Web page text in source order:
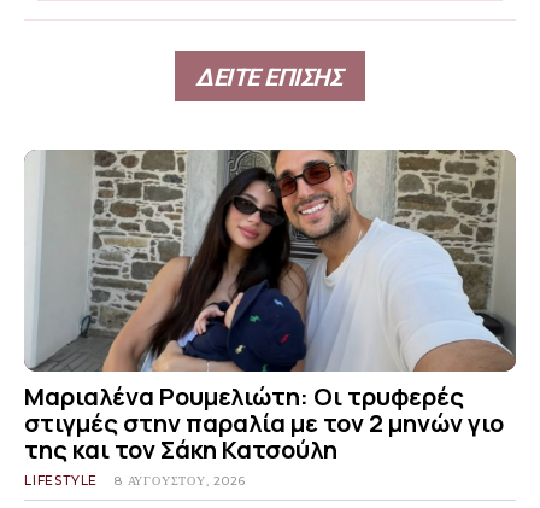
ΔΕΙΤΕ ΕΠΙΣΗΣ
Μαριαλένα Ρουμελιώτη: Οι τρυφερές
στιγμές στην παραλία με τον 2 μηνών γιο
της και τον Σάκη Κατσούλη
LIFESTYLE 8 ΑΥΓΟΎΣΤΟΥ, 2026